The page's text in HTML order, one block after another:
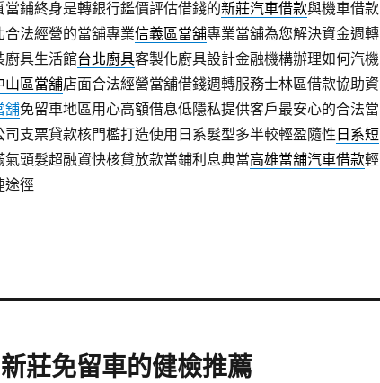
鋪終身是轉銀行鑑價評估借錢的新莊汽車借款與機車借款
法經營的當舖專業信義區當舖專業當舖為您解決資金週轉
廚具生活館台北廚具客製化廚具設計金融機構辦理如何汽機
山區當舖店面合法經營當舖借錢週轉服務士林區借款協助資
舖免留車地區用心高額借息低隱私提供客戶最安心的合法當
司支票貸款核門檻打造使用日系髮型多半較輕盈隨性 日系短
頭髮超融資快核貸放款當鋪利息典當高雄當舖汽車借款輕
途徑
莊免留車的健檢推薦